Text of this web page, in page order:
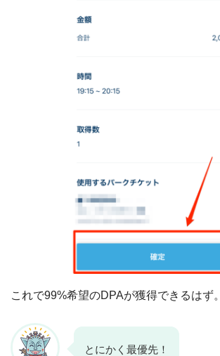
これで99%希望のDPAが獲得できるはず。
とにかく最優先！